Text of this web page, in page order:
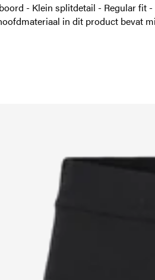
- Klein splitdetail - Regular fit
in dit product bevat